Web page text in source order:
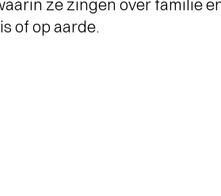
ze zingen over familie
of op aarde.